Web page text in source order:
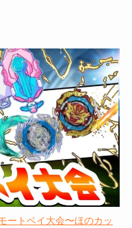
ートベイ大会〜ほのカッ